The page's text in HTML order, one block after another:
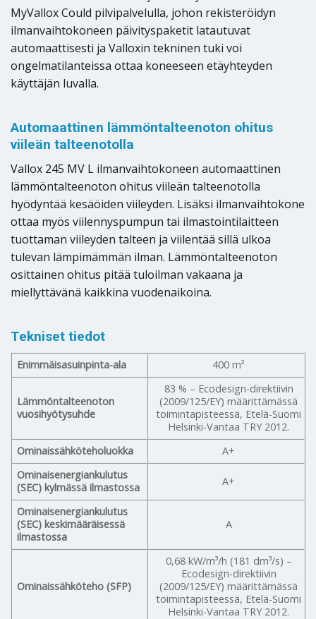
MyVallox Could pilvipalvelulla, johon rekisteröidyn
ilmanvaihtokoneen päivityspaketit latautuvat
automaattisesti ja Valloxin tekninen tuki voi
ongelmatilanteissa ottaa koneeseen etäyhteyden
käyttäjän luvalla.
Automaattinen lämmöntalteenoton ohitus
viileän talteenotolla
Vallox 245 MV L ilmanvaihtokoneen automaattinen
lämmöntalteenoton ohitus viileän talteenotolla
hyödyntää kesäöiden viileyden. Lisäksi ilmanvaihtokone
ottaa myös viilennyspumpun tai ilmastointilaitteen
tuottaman viileyden talteen ja viilentää sillä ulkoa
tulevan lämpimämmän ilman. Lämmöntalteenoton
osittainen ohitus pitää tuloilman vakaana ja
miellyttävänä kaikkina vuodenaikoina.
Tekniset tiedot
Enimmäisasuinpinta-ala 400m²
Lämmöntalteenoton
vuosihyötysuhde
83 % – Ecodesign-direktiivin
(2009/125/EY) määrittämässä
toimintapisteessä, Etelä-Suomi
Helsinki-Vantaa TRY 2012.
Ominaissähköteholuokka
A+
Ominaisenergiankulutus
(SEC) kylmässä ilmastossa
A+
Ominaisenergiankulutus
(SEC) keskimääräisessä
ilmastossa
A
Ominaissähköteho (SFP)
0,68 kW/m³/h (181 dm³/s) –
Ecodesign-direktiivin
(2009/125/EY) määrittämässä
toimintapisteessä, Etelä-Suomi
Helsinki-Vantaa TRY 2012.